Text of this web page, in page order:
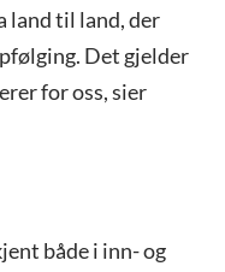
land til land, der
Det gjelder
for oss, sier
både i inn- og